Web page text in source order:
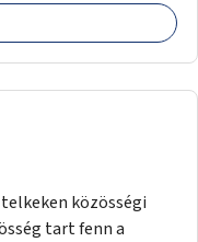
közösségi
tart fenn a